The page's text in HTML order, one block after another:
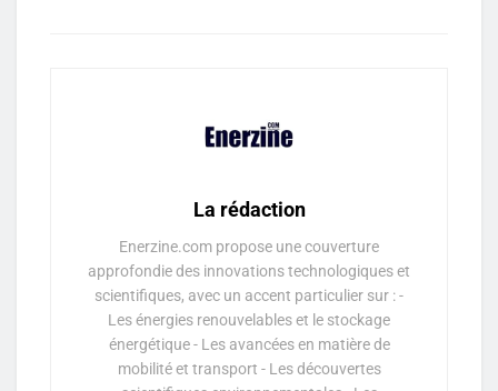
La rédaction
Enerzine.com propose une couverture
approfondie des innovations technologiques et
scientifiques, avec un accent particulier sur : -
Les énergies renouvelables et le stockage
énergétique - Les avancées en matière de
mobilité et transport - Les découvertes